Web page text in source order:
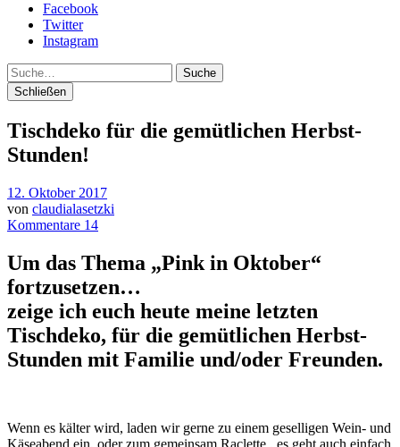
Facebook
Twitter
Instagram
Suche
Schließen
Tischdeko für die gemütlichen Herbst-
Stunden!
12. Oktober 2017
von claudialasetzki
Kommentare 14
Um das Thema „Pink in Oktober“
fortzusetzen…
zeige ich euch heute meine letzten
Tischdeko, für die gemütlichen Herbst-
Stunden mit Familie und/oder Freunden.
Wenn es kälter wird, laden wir gerne zu einem geselligen Wein- und
Käseabend ein, oder zum gemeinsam Raclette , es geht auch einfach